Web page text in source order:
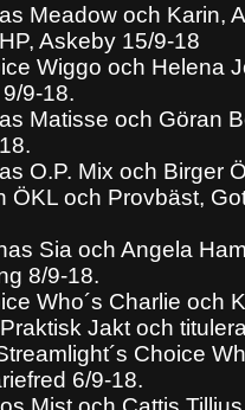
Meadow och Karin,
Askeby 15/9-18
Wiggo och Helena
9-18.
Matisse och Göran
O.P. Mix och Birger
ÖKL och Provbäst,
Sia och Angela
8/9-18.
Who´s Charlie och
Jakt och
Choice
6/9-18.